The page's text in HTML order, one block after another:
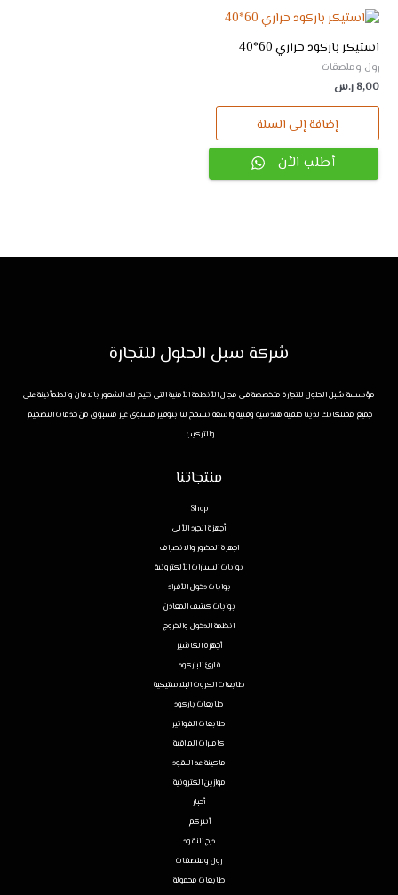
استيكر باركود حراري 60*40
رول وملصقات
8,00ر.س
إضافة إلى السلة
أطلب الأن
شركة سبل الحلول للتجارة
مؤسسة سُبل الحلول للتجارة متخصصة فى مجال الأنظمة الأمنية التى تتيح لك الشعور بالامان والطمأنينة على
جميع ممتلكاتك لدينا خلفية هندسية وفنية واسعة تسمح لنا بتوفير مستوى غير مسبوق من خدمات التصميم
والتركيب .
منتجاتنا
Shop
أجهزة الجرد الألى
اجهزة الحضور والانصراف
بوابات السيارات الألكترونية
بوابات دخول الأفراد
بوابات كشف المعادن
انظمة الدخول والخروج
أجهزة الكاشير
قارئ الباركود
طابعات الكروت البلاستيكية
طابعات باركود
طابعات الفواتير
كاميرات المراقبة
ماكينة عد النقود
موازين الكترونية
أحبار
أنتركم
درج النقود
رول وملصقات
طابعات محمولة